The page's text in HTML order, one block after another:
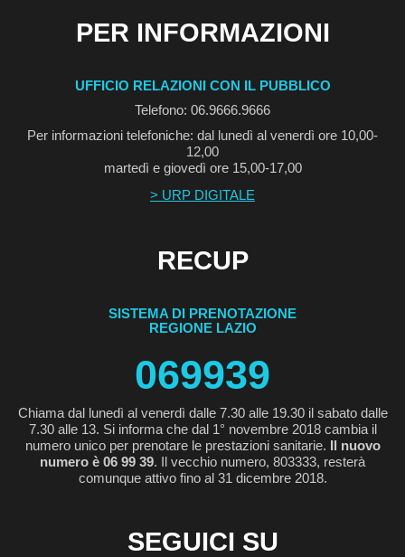
PER INFORMAZIONI
UFFICIO RELAZIONI CON IL PUBBLICO
Telefono: 06.9666.9666
Per informazioni telefoniche: dal lunedì al venerdì ore 10,00-
12,00
martedì e giovedì ore 15,00-17,00
> URP DIGITALE
RECUP
SISTEMA DI PRENOTAZIONE
REGIONE LAZIO
069939
Chiama dal lunedì al venerdì dalle 7.30 alle 19.30 il sabato dalle
7.30 alle 13. Si informa che dal 1° novembre 2018 cambia il
numero unico per prenotare le prestazioni sanitarie. Il nuovo
numero è 06 99 39. Il vecchio numero, 803333, resterà
comunque attivo fino al 31 dicembre 2018.
SEGUICI SU